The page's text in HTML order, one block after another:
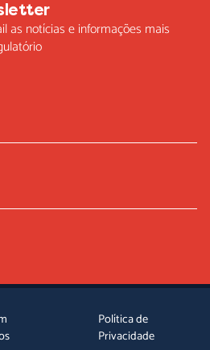
as notícias e informações mais
Política de
Privacidade